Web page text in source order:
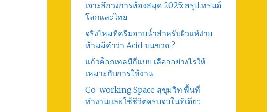
เจาะลึกวงการห้องสมุด 2025: สรุปเทรนด์
โลกและไทย
จริงไหมที่ครีมอาบน้ำสำหรับผิวแพ้ง่าย
ห้ามมีคำว่า Acid บนขวด ?
แก้วค็อกเทลมีกี่แบบ เลือกอย่างไรให้
เหมาะกับการใช้งาน
Co-working Space สุขุมวิท พื้นที่
ทำงานและใช้ชีวิตครบจบในที่เดียว